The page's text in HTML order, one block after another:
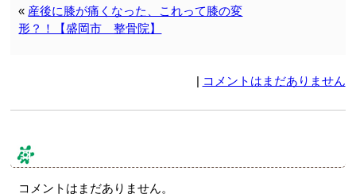
« 産後に膝が痛くなった、これって膝の変
形？！【盛岡市 整骨院】
| コメントはまだありません
コメント & トラックバック
コメントはまだありません。